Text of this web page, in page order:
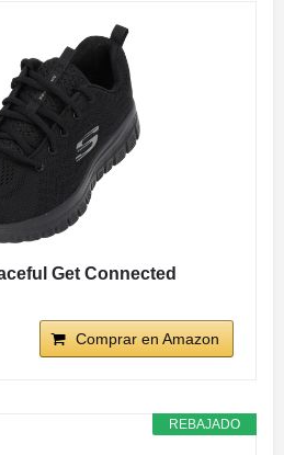
Get Connected
Comprar en Amazon
REBAJADO